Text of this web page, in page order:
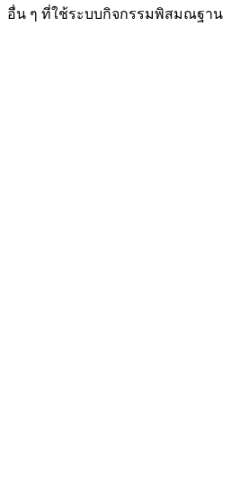
อื่น ๆ ที่ใช้ระบบกิจกรรมพิสมณฐาน